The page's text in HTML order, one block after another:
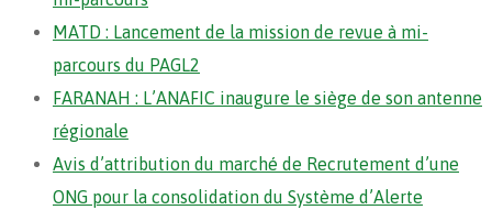
MATD : Lancement de la mission de revue à mi-
parcours du PAGL2
FARANAH : L’ANAFIC inaugure le siège de son antenne
régionale
Avis d’attribution du marché de Recrutement d’une
ONG pour la consolidation du Système d’Alerte